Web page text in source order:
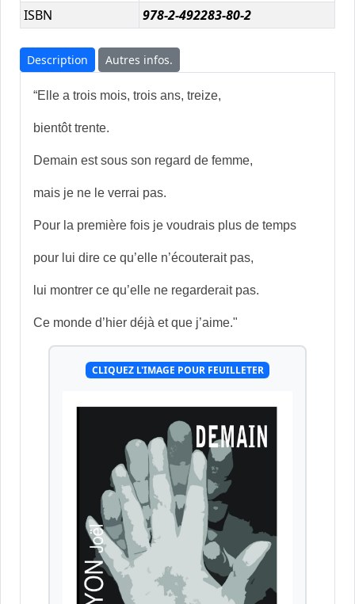
ISBN
978-2-492283-80-2
Description Autres infos.
“Elle a trois mois, trois ans, treize,
bientôt trente.
Demain est sous son regard de femme,
mais je ne le verrai pas.
Pour la première fois je voudrais plus de temps
pour lui dire ce qu’elle n’écouterait pas,
lui montrer ce qu’elle ne regarderait pas.
Ce monde d’hier déjà et que j’aime."
CLIQUEZ L'IMAGE POUR FEUILLETER